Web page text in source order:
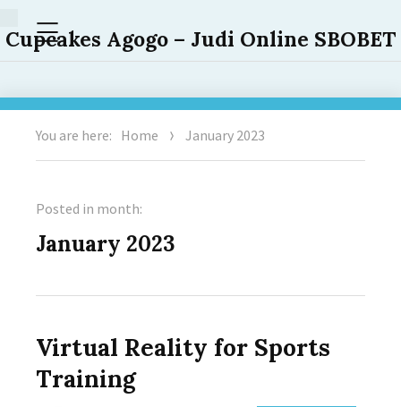
Cupcakes Agogo – Judi Online SBOBET
Menu
You are here: Home January 2023
Posted in month:
January 2023
Virtual Reality for Sports
Training